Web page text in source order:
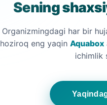
Sening
Organizmingdagi har bir
hoziroq eng yaqin Aquabox
ichimlik